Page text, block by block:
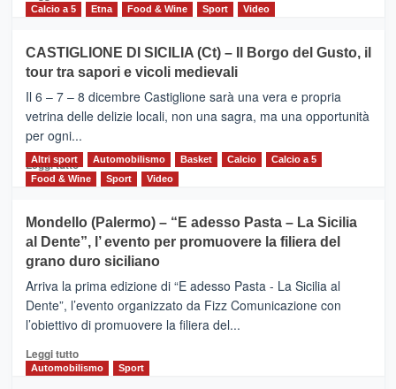
MOIO
ALCANTARA
–
Vivicittà,
alla
scoperta
del
territorio,
e
messaggi
di
Calcio a 5
Etna Food & Wine Sport Video
CASTIGLIONE DI SICILIA (Ct) – Il Borgo del Gusto, il
tour tra sapori e vicoli medievali
Il 6 – 7 – 8 dicembre Castiglione sarà una vera e propria
vetrina delle delizie locali, non una sagra, ma una opportunità
per ogni...
Leggi tuttoLeggi
di
CASTIGLIONE
DI
SICILIA
(Ct)
–
Il
Borgo
Gusto,
il
Altri sport Automobilismo Basket Calcio
Calcio a 5
Food & Wine
Sport Video
Mondello (Palermo) – “E adesso Pasta – La Sicilia
al Dente”, l’ evento per promuovere la filiera del
grano duro siciliano
Arriva la prima edizione di “E adesso Pasta - La Sicilia al
Dente”, l’evento organizzato da Fizz Comunicazione con
l’obiettivo di promuovere la filiera del...
Leggi tuttoLeggi
di
Automobilismo Sport